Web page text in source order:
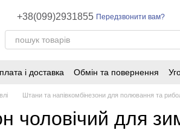
+38(099)2931855 Передзвонити вам?
і доставка Обмін та повернення
Штани та напівкомбінезони для полювання та
чоловічий для